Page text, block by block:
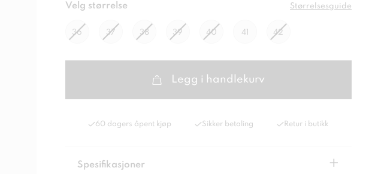
Velg størrelse Størrelsesguide
36 37 38 39 40 41 42
Legg i handlekurv
60 dagers åpent kjøp Sikker betaling Retur i butikk
Spesifikasjoner +